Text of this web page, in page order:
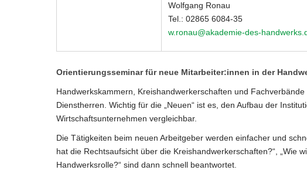
Wolfgang Ronau
Tel.: 02865 6084-35
w.ronau@akademie-des-
Orientierungsseminar für neue Mitarbeiter:innen in der
Handwerkskammern, Kreishandwerkerschaften und
Dienstherren. Wichtig für die „Neuen“ ist es, den Aufbau der
Wirtschaftsunternehmen vergleichbar.
Die Tätigkeiten beim neuen Arbeitgeber werden einfacher und
hat die Rechtsaufsicht über die Kreishandwerkerschaften?“, „Wie
Handwerksrolle?“ sind dann schnell beantwortet.